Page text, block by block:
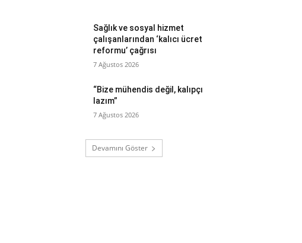
Sağlık ve sosyal hizmet
çalışanlarından ‘kalıcı ücret
reformu’ çağrısı
7 Ağustos 2026
“Bize mühendis değil, kalıpçı
lazım”
7 Ağustos 2026
Devamını Göster